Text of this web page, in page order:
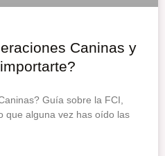
Caninas y
Guía sobre la FCI,
que alguna vez has oído las